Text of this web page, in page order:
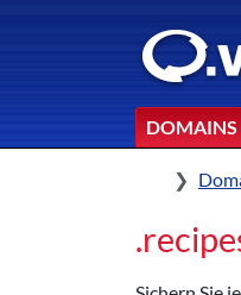
DOMAINS
Home